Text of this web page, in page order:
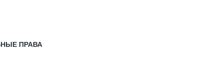
ПРАВА